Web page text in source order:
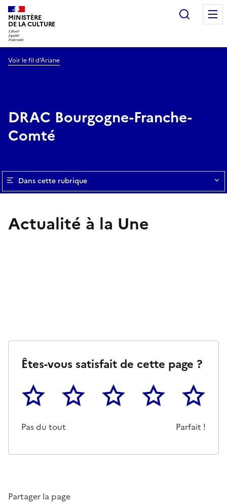
MINISTÈRE
DE LA CULTURE
Voir le fil d’Ariane
DRAC Bourgogne-Franche-
Comté
Dans cette rubrique
Actualité à la Une
Êtes-vous satisfait de cette page ?
1
Pas du tout
2 3 4 5
Parfait !
Partager la page